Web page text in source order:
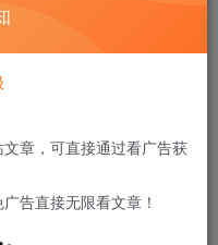
-Wondershare
工具 # 绿化版
章，可直接通过看广告获
告直接无限看文章！